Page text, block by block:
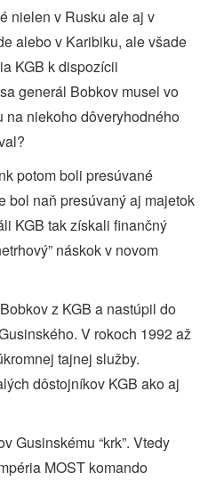
nielen v Rusku ale aj v
alebo v Karibiku, ale všade
KGB k dispozícii
generál Bobkov musel vo
niekoho dôveryhodného
potom boli presúvané
bol naň presúvaný aj majetok
KGB tak získali finančný
náskok v novom
z KGB a nastúpil do
V rokoch 1992 až
tajnej služby.
dôstojníkov KGB ako aj
Gusinskému “krk”. Vtedy
MOST komando